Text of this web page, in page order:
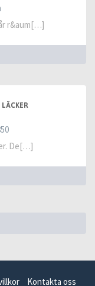
r&aum[…]
LÄCKER
De[…]
Kontakta oss